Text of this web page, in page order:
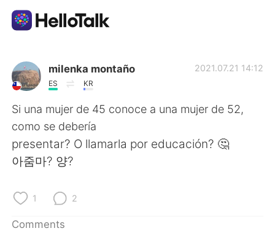
Language Exchange App
AI Grammar Checker
English
milenka montaño
ES KR
2021.07.21 14:12
Si una mujer de 45 conoce a una mujer de 52,
como se debería
presentar? O llamarla por educación? 🤔
아줌마? 양?
1 2
Comments